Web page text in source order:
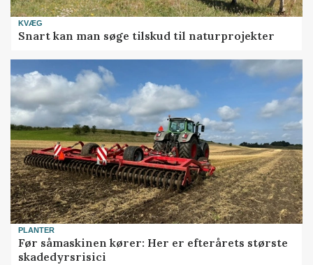
KVÆG
Snart kan man søge tilskud til naturprojekter
PLANTER
Før såmaskinen kører: Her er efterårets største
skadedyrsrisici